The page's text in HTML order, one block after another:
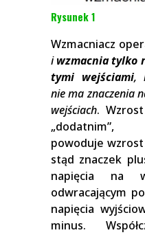
Rysunek 1
Wzmacniacz
iwzmacnia tylko
tymi wejściami,
nie ma znaczenia
wejściach.
„dodatnim”,
powoduje wzrost
stąd znaczek
napięcia na
odwracającym
napięcia
minus.